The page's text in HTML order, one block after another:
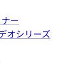
ー
オシリーズ